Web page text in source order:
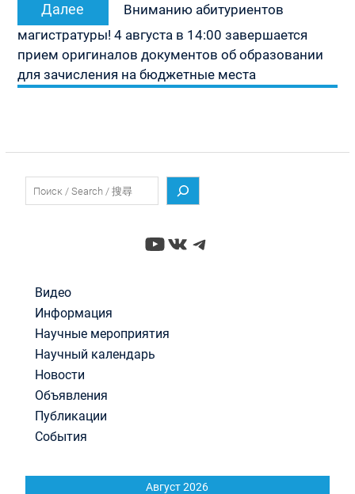
Далее
запись:
Вниманию абитуриентов
магистратуры! 4 августа в 14:00 завершается
прием оригиналов документов об образовании
для зачисления на бюджетные места
YouTube
ВКонтакте
Telegram
Видео
Информация
Научные мероприятия
Научный календарь
Новости
Объявления
Публикации
События
Август 2026